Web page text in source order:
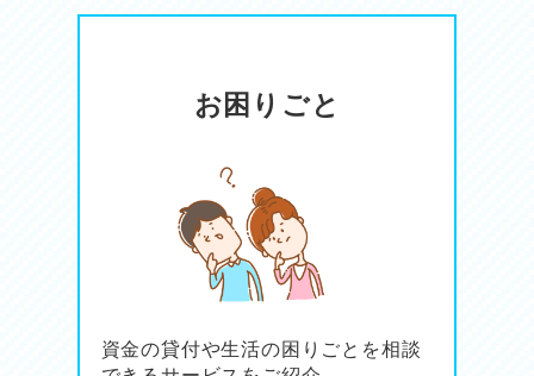
お困りごと
資金の貸付や生活の困りごとを相談